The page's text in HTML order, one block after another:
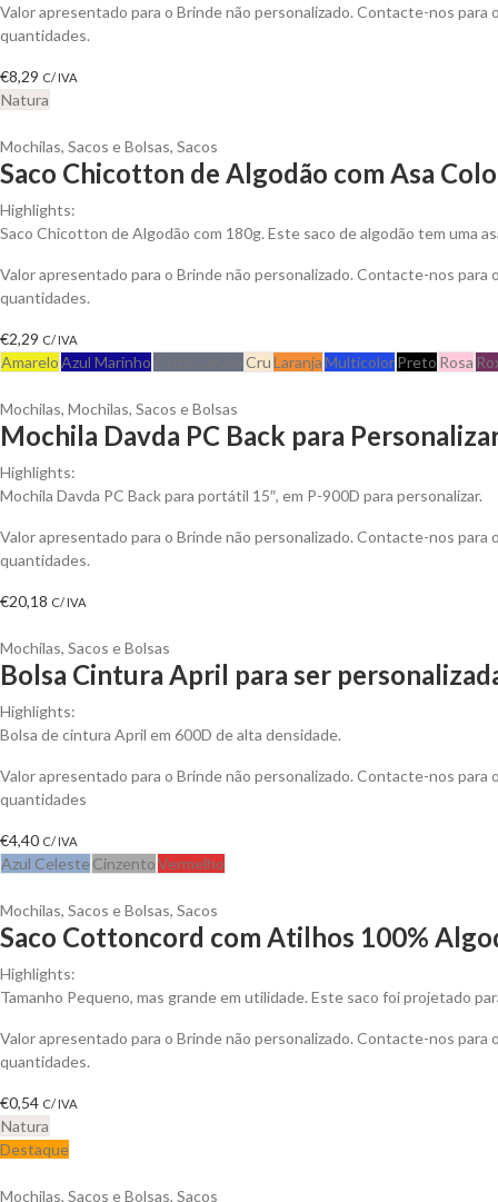
Valor apresentado para o Brinde não personalizado. Contacte-nos
quantidades.
€8,29 C/ IVA
Natura
Mochilas, Sacos e Bolsas, Sacos
Saco Chicotton de Algodão com Asa
Highlights:
Saco Chicotton de Algodão com 180g. Este saco de algodão tem uma
Valor apresentado para o Brinde não personalizado. Contacte-nos
quantidades.
€2,29 C/ IVA
AmareloAzul Marinho CruLaranjaMulticolorPreto Rosa
Mochilas, Mochilas, Sacos e Bolsas
Mochila Davda PC Back para
Highlights:
Mochila Davda PC Back para portátil 15″, em P-900D para personalizar.
Valor apresentado para o Brinde não personalizado. Contacte-nos
quantidades.
€20,18 C/ IVA
Mochilas, Sacos e Bolsas
Bolsa Cintura April para ser
Highlights:
Bolsa de cintura April em 600D de alta densidade.
Valor apresentado para o Brinde não personalizado. Contacte-nos
quantidades
€4,40 C/ IVA
Azul Celeste CinzentoVermelho
Mochilas, Sacos e Bolsas, Sacos
Saco Cottoncord com Atilhos 100%
Highlights:
Tamanho Pequeno, mas grande em utilidade. Este saco foi projetado
Valor apresentado para o Brinde não personalizado. Contacte-nos
quantidades.
€0,54 C/ IVA
Natura
Destaque
Mochilas, Sacos e Bolsas, Sacos